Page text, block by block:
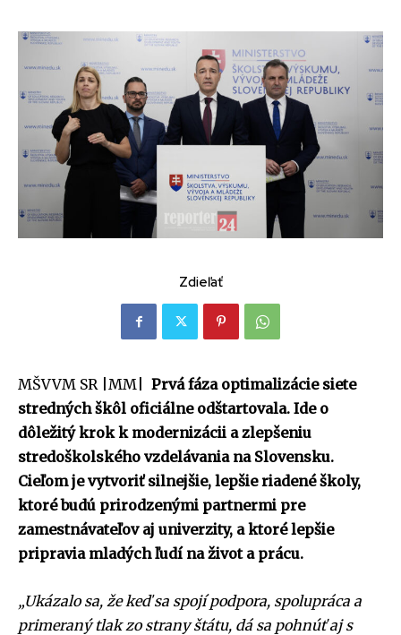
Zdieľať
MŠVVM SR |MM|
Prvá fáza optimalizácie siete
stredných škôl oficiálne odštartovala. Ide o
dôležitý krok k modernizácii a zlepšeniu
stredoškolského vzdelávania na Slovensku.
Cieľom je vytvoriť silnejšie, lepšie riadené školy,
ktoré budú prirodzenými partnermi pre
zamestnávateľov aj univerzity, a ktoré lepšie
pripravia mladých ľudí na život a prácu.
„Ukázalo sa, že keď sa spojí podpora, spolupráca a
primeraný tlak zo strany štátu, dá sa pohnúť aj s